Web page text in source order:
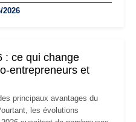
à un environnement
2026
: ce qui change
entrepreneurs et
principaux avantages du
les évolutions